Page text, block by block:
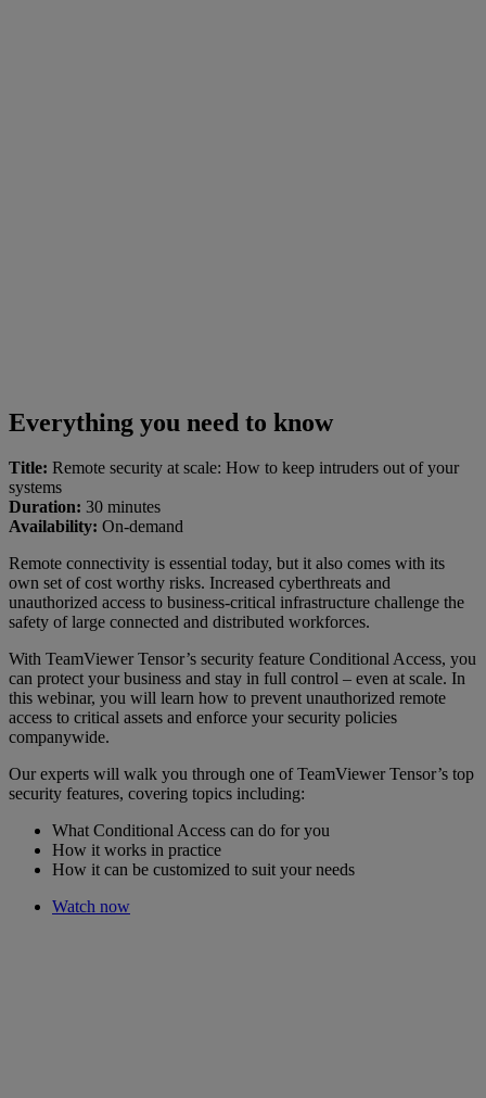
Everything you need to know
Title: Remote security at scale: How to keep intruders out of your
systems
Duration: 30 minutes
Availability: On-demand
Remote connectivity is essential today, but it also comes with its
own set of cost worthy risks. Increased cyberthreats and
unauthorized access to business-critical infrastructure challenge the
safety of large connected and distributed workforces.
With TeamViewer Tensor’s security feature Conditional Access, you
can protect your business and stay in full control – even at scale. In
this webinar, you will learn how to prevent unauthorized remote
access to critical assets and enforce your security policies
companywide.
Our experts will walk you through one of TeamViewer Tensor’s top
security features, covering topics including:
What Conditional Access can do for you
How it works in practice
How it can be customized to suit your needs
Watch now